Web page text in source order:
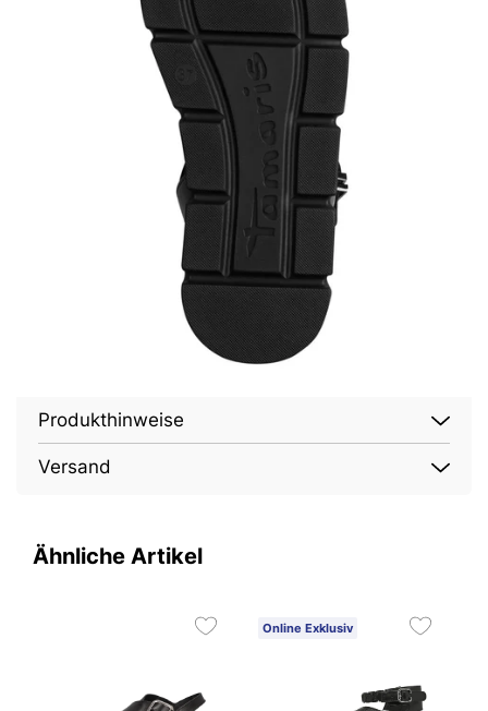
Produkthinweise
Versand
Ähnliche Artikel
Online Exklusiv